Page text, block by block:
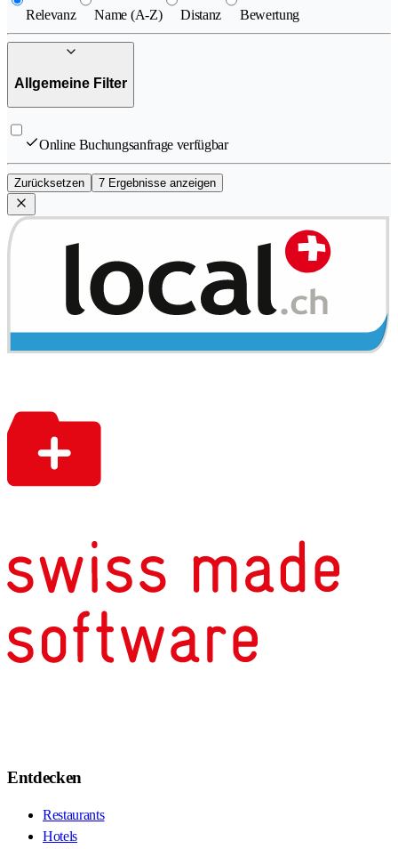
Relevanz Name (A-Z) Distanz Bewertung
Allgemeine Filter
Online Buchungsanfrage verfügbar
Zurücksetzen 7 Ergebnisse anzeigen
Entdecken
Restaurants
Hotels